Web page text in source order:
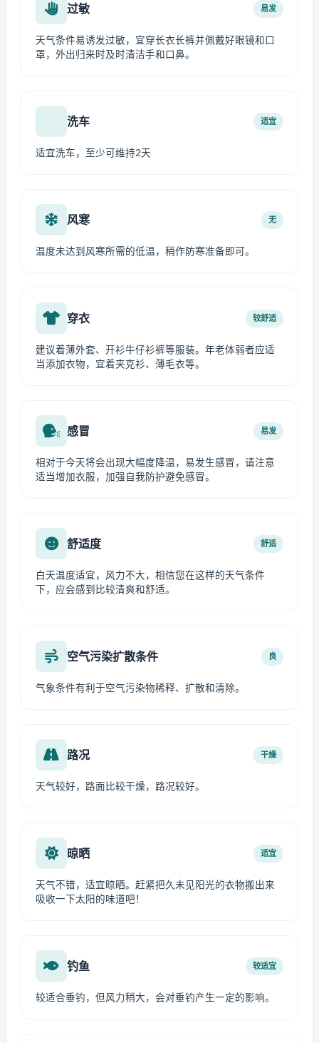
过敏 易发
天气条件易诱发过敏，宜穿长衣长裤并佩戴好眼镜和口
罩，外出归来时及时清洁手和口鼻。
洗车 适宜
适宜洗车，至少可维持2天
风寒 无
温度未达到风寒所需的低温，稍作防寒准备即可。
穿衣 较舒适
建议着薄外套、开衫牛仔衫裤等服装。年老体弱者应适
当添加衣物，宜着夹克衫、薄毛衣等。
感冒 易发
相对于今天将会出现大幅度降温，易发生感冒，请注意
适当增加衣服，加强自我防护避免感冒。
舒适度 舒适
白天温度适宜，风力不大，相信您在这样的天气条件
下，应会感到比较清爽和舒适。
空气污染扩散条件 良
气象条件有利于空气污染物稀释、扩散和清除。
路况 干燥
天气较好，路面比较干燥，路况较好。
晾晒 适宜
天气不错，适宜晾晒。赶紧把久未见阳光的衣物搬出来
吸收一下太阳的味道吧！
钓鱼 较适宜
较适合垂钓，但风力稍大，会对垂钓产生一定的影响。